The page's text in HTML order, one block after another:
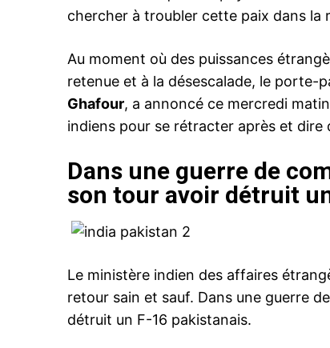
chercher à troubler cette paix dans la
Au moment où des puissances
retenue et à la désescalade, le porte-
Ghafour, a annoncé ce mercredi
indiens pour se rétracter après et dire
Dans une guerre de
son tour avoir détruit
Le ministère indien des affaires
retour sain et sauf. Dans une guerre
détruit un F-16 pakistanais.